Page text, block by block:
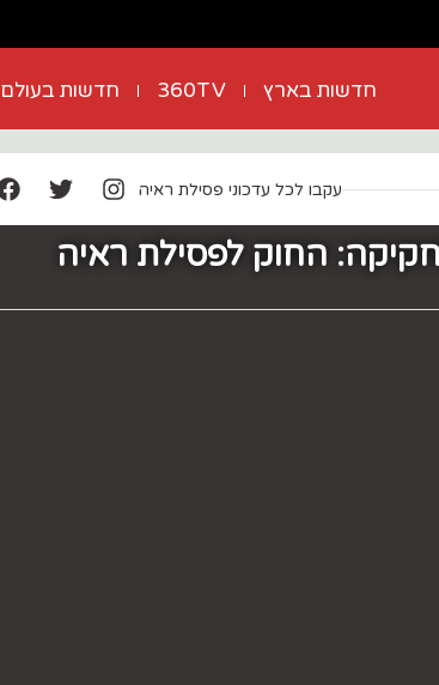
חדשות בארץ 360TV חדשות בעולם
עקבו לכל עדכוני פסילת ראיה
החוק לפסילת ראיה